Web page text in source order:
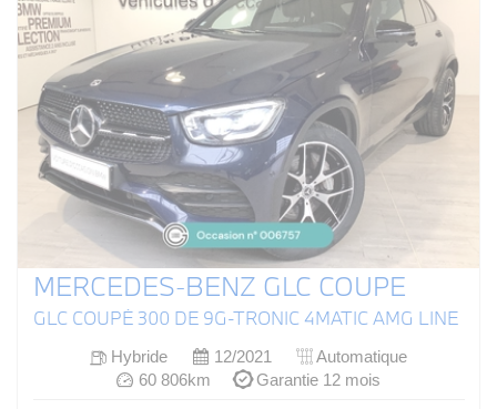
MERCEDES-BENZ GLC COUPE
GLC COUPÉ 300 DE 9G-TRONIC 4MATIC AMG LINE
Hybride 12/2021
Automatique
60 806km
Garantie 12 mois